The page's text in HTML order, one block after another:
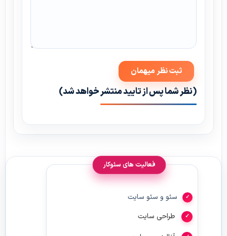
(نظر شما پس از تایید منتشر خواهد شد)
فعالیت های سئوکار
سئو و سئو سایت
طراحی سایت